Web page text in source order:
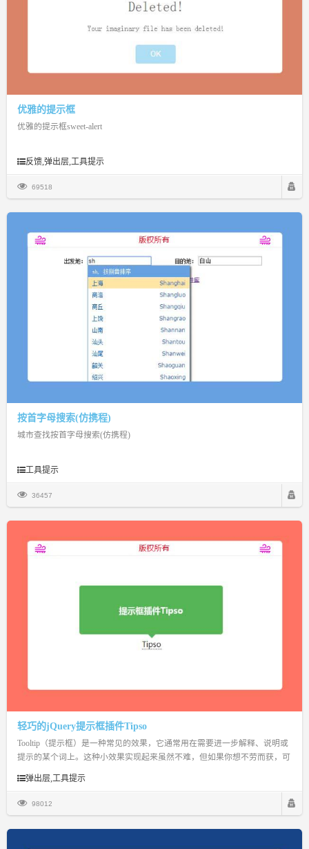
优雅的提示框
优雅的提示框sweet-alert
反馈,弹出层,工具提示
69518
按首字母搜索(仿携程)
城市查找按首字母搜索(仿携程)
工具提示
36457
轻巧的jQuery提示框插件Tipso
Tooltip（提示框）是一种常见的效果，它通常用在需要进一步解释、说明或
提示的某个词上。这种小效果实现起来虽然不难，但如果你想不劳而获，可
弹出层,工具提示
98012